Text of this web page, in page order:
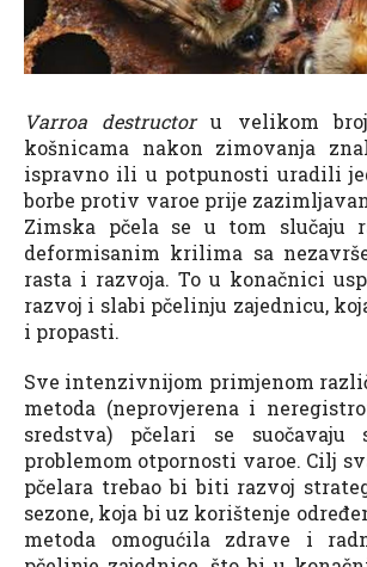
Varroa destructoru velikom
košnicama nakon zimovanja
ispravno ili u potpunosti uradili
borbe protiv varoe prije
Zimska pčela se u tom slučaju
deformisanim krilima sa
rasta i razvoja. To u konačnici
razvoj i slabi pčelinju zajednicu,
i propasti.
Sve intenzivnijom primjenom
metoda (neprovjerena i
sredstva) pčelari se
problemom otpornosti varoe. Cilj
pčelara trebao bi biti razvoj
sezone, koja bi uz korištenje
metoda omogućila zdrave i